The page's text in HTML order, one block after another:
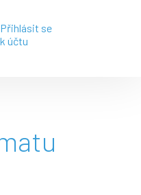
Přihlásit se
k účtu